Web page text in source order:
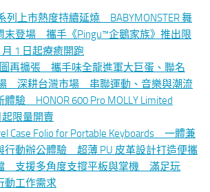
列上市熱度持續延燒 BABYMONSTER 舞
末登場 攜手《Pingu™企鵝家族》推出限
1 日起療癒開跑
圖再擴張 攜手味全龍進軍大巨蛋、聯名
場 深耕台灣市場 串聯運動、音樂與潮流
驗 HONOR 600 Pro MOLLY Limited
起限量開賣
Case Folio for Portable Keyboards 一體兼
行動辦公體驗 超薄 PU 皮革設計打造便攜
支援多角度支撐平板與掌機 滿足玩
動工作需求